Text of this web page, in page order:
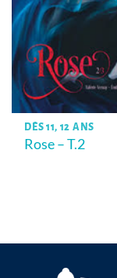
DÈS 11, 12 ANS
Rose – T.2